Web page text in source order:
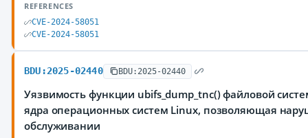
REFERENCES
CVE-2024-58051
CVE-2024-58051
BDU:2025-02440 BDU:2025-02440
Уязвимость функции ubifs_dump_tnc() файловой
ядра операционных систем Linux, позволяющая
обслуживании